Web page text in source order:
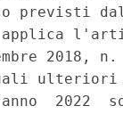
2018,
ulteriori
2022